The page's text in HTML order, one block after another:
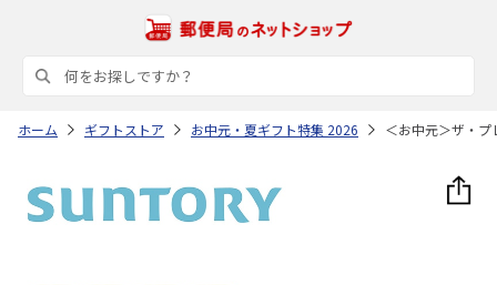
ホーム ギフトストア お中元・夏ギフト特集 2026 ＜お中元＞ザ・